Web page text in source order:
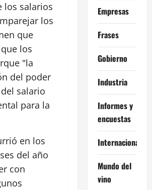
los salarios
los
que
los
"la
del poder
salario
para la
en los
del año
con
Empresas
Frases
Gobierno
Industria
Informes y
encuestas
Internacional
Mundo del
vino